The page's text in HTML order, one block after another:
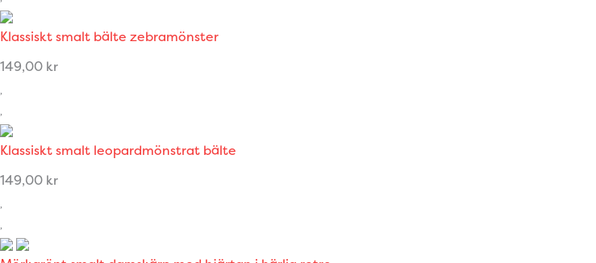
Klassiskt smalt bälte zebramönster
149,00 kr
Klassiskt smalt leopardmönstrat bälte
149,00 kr